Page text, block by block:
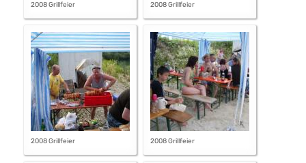
2008 Grillfeier 2008 Grillfeier
2008 Grillfeier 2008 Grillfeier